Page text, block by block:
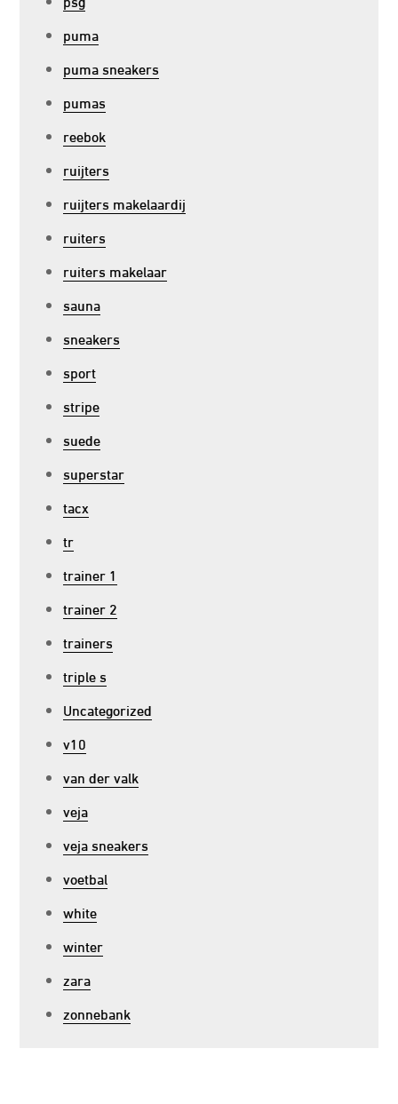
puma
puma sneakers
pumas
reebok
ruijters
ruijters makelaardij
ruiters
ruiters makelaar
sauna
sneakers
sport
stripe
suede
superstar
tacx
tr
trainer 1
trainer 2
trainers
triple s
Uncategorized
v10
van der valk
veja
veja sneakers
voetbal
white
winter
zara
zonnebank